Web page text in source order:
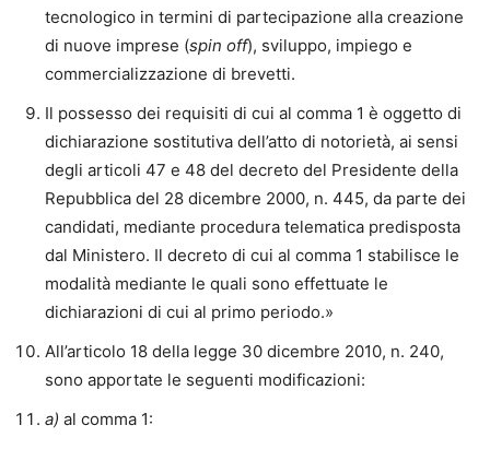
tecnologico in termini di partecipazione alla creazione
di nuove imprese (spin off), sviluppo, impiego e
commercializzazione di brevetti.
Il possesso dei requisiti di cui al comma 1 è oggetto di
dichiarazione sostitutiva dell’atto di notorietà, ai sensi
degli articoli 47 e 48 del decreto del Presidente della
Repubblica del 28 dicembre 2000, n. 445, da parte dei
candidati, mediante procedura telematica predisposta
dal Ministero. Il decreto di cui al comma 1 stabilisce le
modalità mediante le quali sono effettuate le
dichiarazioni di cui al primo periodo.»
All’articolo 18 della legge 30 dicembre 2010, n. 240,
sono apportate le seguenti modificazioni:
a) al comma 1: